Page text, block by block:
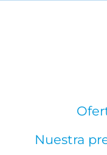
Nuestra